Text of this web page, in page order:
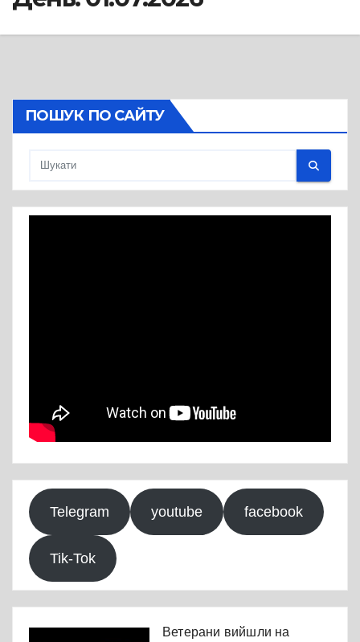
ПОШУК ПО САЙТУ
Telegram youtube facebook
Tik-Tok
Ветерани вийшли на